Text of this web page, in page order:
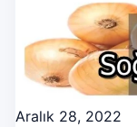
Aralık 28, 2022